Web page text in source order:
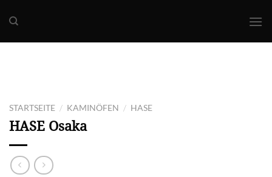
STARTSEITE / KAMINÖFEN / HASE
HASE Osaka